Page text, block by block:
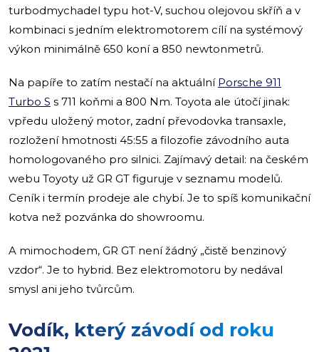
turbodmychadel typu hot-V, suchou olejovou skříň a v
kombinaci s jedním elektromotorem cílí na systémový
výkon minimálně 650 koní a 850 newtonmetrů.
Na papíře to zatím nestačí na aktuální Porsche 911
Turbo S s 711 koňmi a 800 Nm. Toyota ale útočí jinak:
vpředu uložený motor, zadní převodovka transaxle,
rozložení hmotnosti 45:55 a filozofie závodního auta
homologovaného pro silnici. Zajímavý detail: na českém
webu Toyoty už GR GT figuruje v seznamu modelů.
Ceník i termín prodeje ale chybí. Je to spíš komunikační
kotva než pozvánka do showroomu.
A mimochodem, GR GT není žádný „čistě benzinový
vzdor“. Je to hybrid. Bez elektromotoru by nedával
smysl ani jeho tvůrcům.
Vodík, který závodí od roku